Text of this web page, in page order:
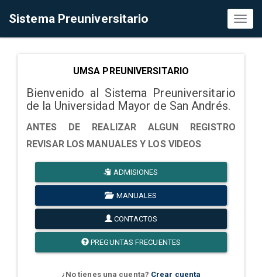
Sistema Preuniversitario
UMSA PREUNIVERSITARIO
Bienvenido al Sistema Preuniversitario
de la Universidad Mayor de San Andrés.
ANTES DE REALIZAR ALGUN REGISTRO
REVISAR LOS MANUALES Y LOS VIDEOS
ADMISIONES
MANUALES
CONTACTOS
PREGUNTAS FRECUENTES
¿No tienes una cuenta? Crear cuenta